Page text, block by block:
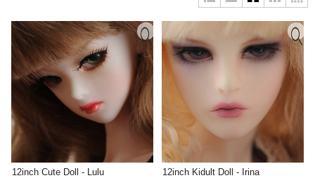
12inch Cute Doll - Lulu
12inch Kidult Doll - Irina